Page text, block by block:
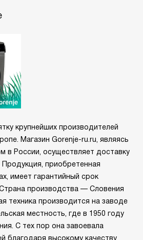
крупнейших производителей
Магазин Gorenje-ru.ru, являясь
в России, осуществляет доставку
Продукция, приобретенная
имеет гарантийный срок
производства — Словения
техника производится на заводе
местность, где в 1950 году
С тех пор она завоевала
благодаря высокому качеству